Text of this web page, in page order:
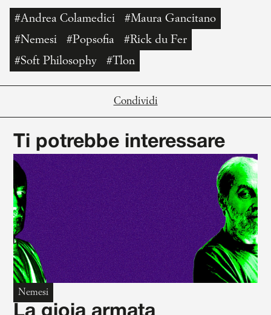
#Andrea Colamedici
#Maura Gancitano
#Nemesi
#Popsofia
#Rick du Fer
#Soft Philosophy
#Tlon
Condividi
Ti potrebbe interessare
Nemesi